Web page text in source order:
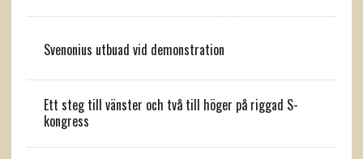
Svenonius utbuad vid demonstration
Ett steg till vänster och två till höger på riggad S-
kongress